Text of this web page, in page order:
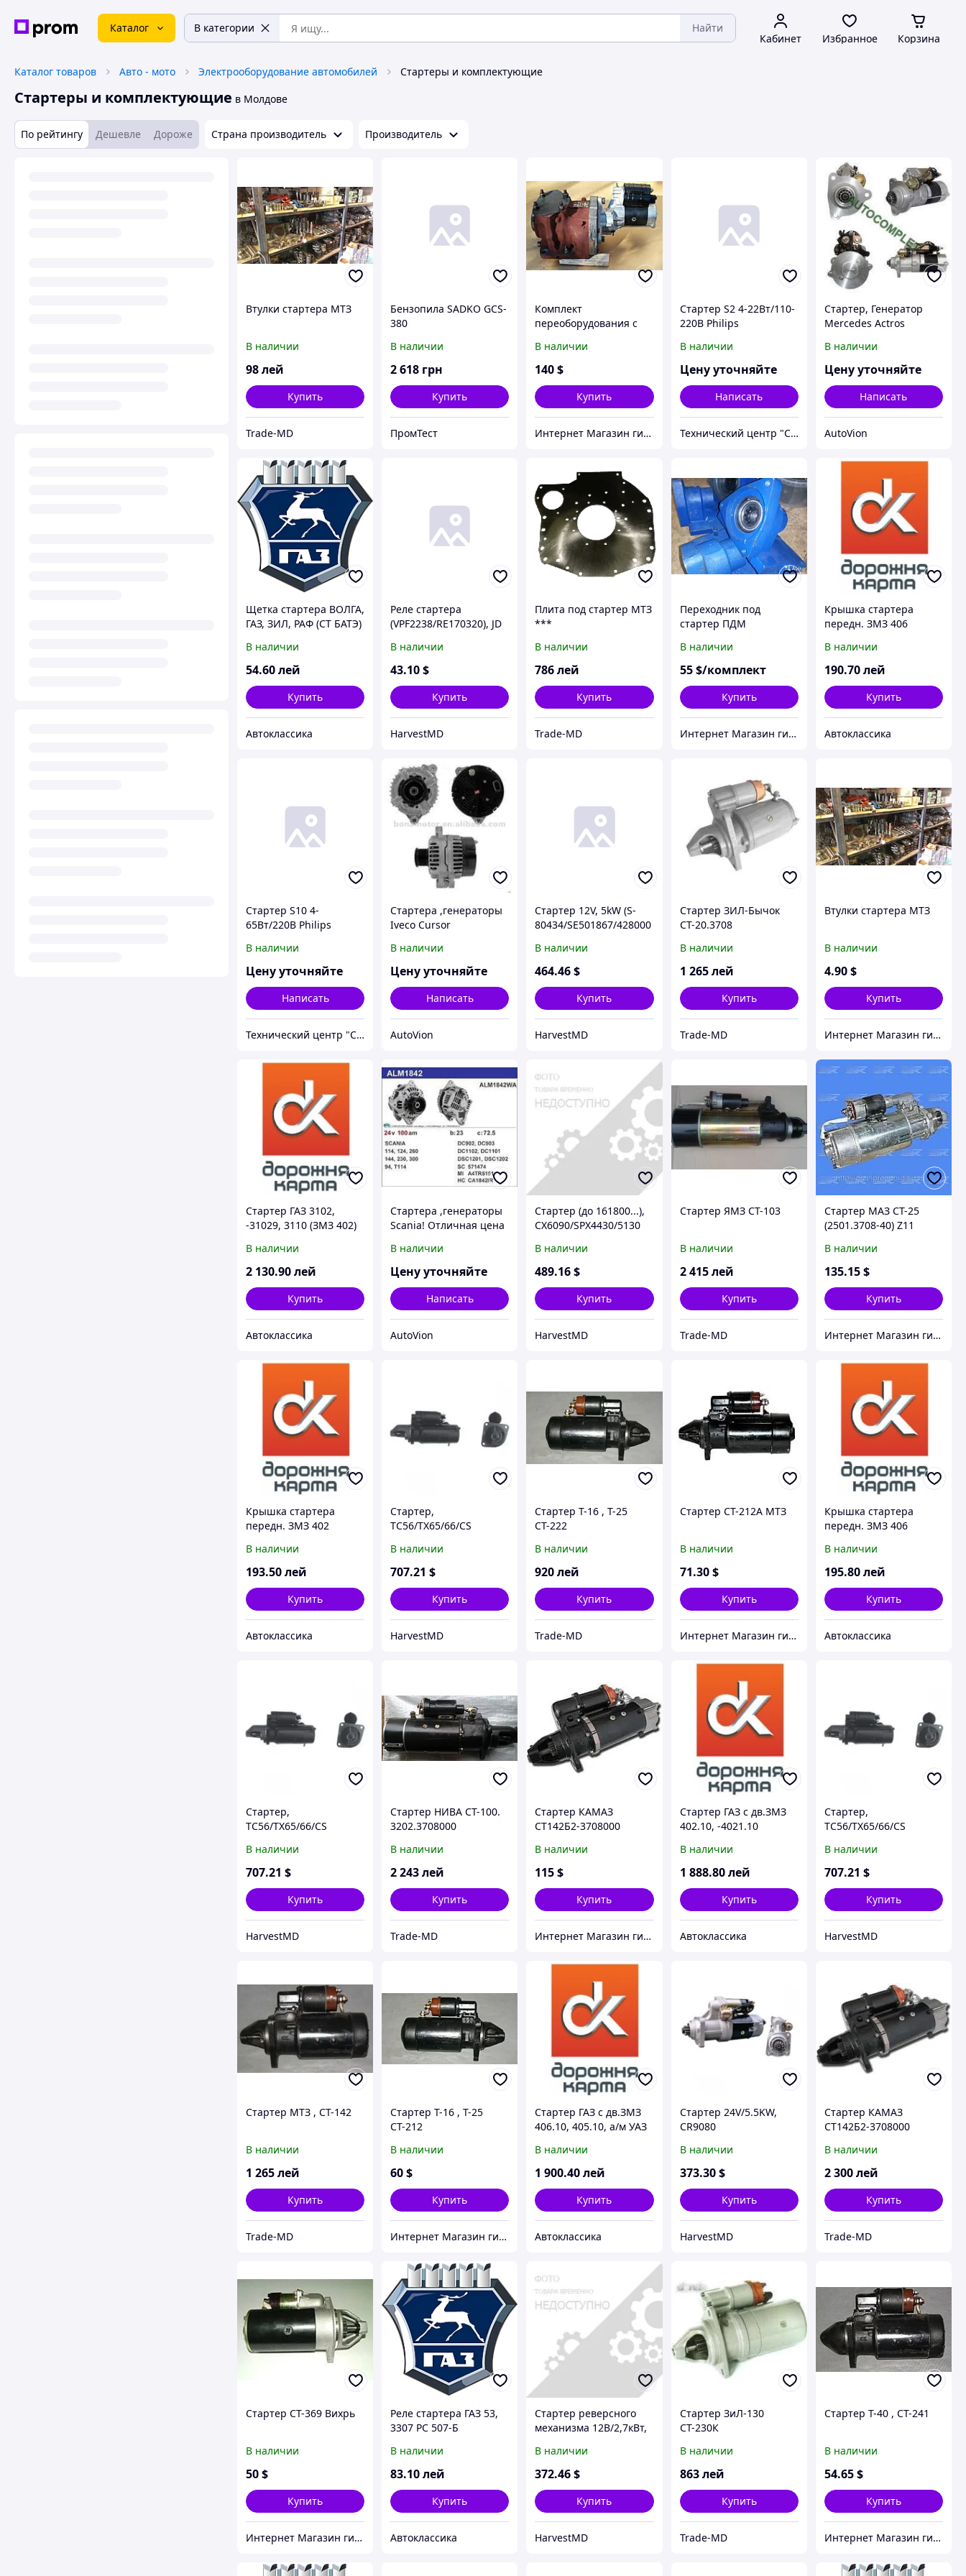
Каталог В категории Найти
Кабинет Избранное Корзина
Каталог товаров Авто - мото Электрооборудование автомобилей Стартеры и комплектующие
Стартеры и комплектующие в Молдове
По рейтингу Дешевле Дороже Страна производитель Производитель
Втулки стартера МТЗ
В наличии
98лей
Купить
Trade-MD
Бензопила SADKO GCS-
380
В наличии
2 618 грн
Купить
ПромТест
Комплект
переоборудования с
замены кожуха
В наличии
140$
Купить
Интернет Магазин гидравлических узлов
Стартер S2 4-22Вт/110-
220В Philips
В наличии
Цену уточняйте
Написать
Технический центр "Спецтехника"
Стартер, Генератор
Mercedes Actros
В наличии
Цену уточняйте
Написать
AutoVion
Щетка стартера ВОЛГА,
ГАЗ, ЗИЛ, РАФ (СТ БАТЭ)
В наличии
54.60лей
Купить
Автоклассика
Реле стартера
(VPF2238/RE170320), JD
В наличии
43.10$
Купить
HarvestMD
Плита под стартер МТЗ
***
В наличии
786лей
Купить
Trade-MD
Переходник под
стартер ПДМ
подшипниками
В наличии
55 $/комплект
Купить
Интернет Магазин гидравлических узлов
Крышка стартера
передн. ЗМЗ 406
В наличии
190.70лей
Купить
Автоклассика
Стартер S10 4-
65Вт/220В Philips
В наличии
Цену уточняйте
Написать
Технический центр "Спецтехника"
Стартера ,генераторы
Iveco Cursor
В наличии
Цену уточняйте
Написать
AutoVion
Стартер 12V, 5kW (S-
80434/SE501867/428000
JD8430/8530
В наличии
464.46$
Купить
HarvestMD
Стартер ЗИЛ-Бычок
СТ-20.3708
В наличии
1 265 лей
Купить
Trade-MD
Втулки стартера МТЗ
В наличии
4.90$
Купить
Интернет Магазин гидравлических узлов
Стартер ГАЗ 3102,
-31029, 3110 (ЗМЗ 402)
В наличии
2 130.90лей
Купить
Автоклассика
Стартера ,генераторы
Scania! Отличная цена
В наличии
Цену уточняйте
Написать
AutoVion
Стартер (до 161800...),
CX6090/SPX4430/5130
В наличии
489.16$
Купить
HarvestMD
Стартер ЯМЗ СТ-103
В наличии
2 415 лей
Купить
Trade-MD
Стартер МАЗ СТ-25
(2501.3708-40) Z11
В наличии
135.15$
Купить
Интернет Магазин гидравлических узлов
Крышка стартера
передн. ЗМЗ 402
В наличии
193.50лей
Купить
Автоклассика
Стартер,
TC56/TX65/66/CS
В наличии
707.21 $
Купить
HarvestMD
Стартер Т-16 , Т-25
СТ-222
В наличии
920лей
Купить
Trade-MD
Стартер СТ-212А МТЗ
В наличии
71.30 $
Купить
Интернет Магазин гидравлических узлов
Крышка стартера
передн. ЗМЗ 406
В наличии
195.80лей
Купить
Автоклассика
Стартер,
TC56/TX65/66/CS
В наличии
707.21 $
Купить
HarvestMD
Стартер НИВА СТ-100.
3202.3708000
В наличии
2 243лей
Купить
Trade-MD
Стартер КАМАЗ
СТ142Б2-3708000
В наличии
115$
Купить
Интернет Магазин гидравлических узлов
Стартер ГАЗ с дв.ЗМЗ
402.10, -4021.10
В наличии
1 888.80 лей
Купить
Автоклассика
Стартер,
TC56/TX65/66/CS
В наличии
707.21 $
Купить
HarvestMD
Стартер МТЗ , СТ-142
В наличии
1 265лей
Купить
Trade-MD
Стартер Т-16 , Т-25
СТ-212
В наличии
60$
Купить
Интернет Магазин гидравлических узлов
Стартер ГАЗ с дв.ЗМЗ
406.10, 405.10, а/м УАЗ
(редукторный)
В наличии
1 900.40лей
Купить
Автоклассика
Стартер 24V/5.5KW,
CR9080
В наличии
373.30 $
Купить
HarvestMD
Стартер КАМАЗ
СТ142Б2-3708000
В наличии
2 300лей
Купить
Trade-MD
Стартер СТ-369 Вихрь
В наличии
50$
Купить
Интернет Магазин гидравлических узлов
Реле стартера ГАЗ 53,
3307 РС 507-Б
В наличии
83.10лей
Купить
Автоклассика
Стартер реверсного
механизма 12В/2,7кВт,
В наличии
372.46$
Купить
HarvestMD
Стартер ЗиЛ-130
СТ-230К
В наличии
863 лей
Купить
Trade-MD
Стартер Т-40 , СТ-241
В наличии
54.65$
Купить
Интернет Магазин гидравлических узлов